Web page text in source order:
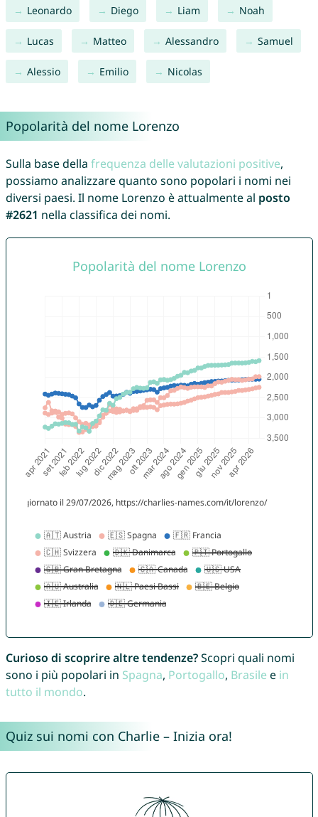
Leonardo Diego Liam Noah
Lucas Matteo Alessandro Samuel
Alessio Emilio Nicolas
Popolarità del nome Lorenzo
Sulla base della frequenza delle valutazioni positive,
possiamo analizzare quanto sono popolari i nomi nei
diversi paesi. Il nome Lorenzo è attualmente al posto
#2621 nella classifica dei nomi.
Curioso di scoprire altre tendenze?Scopri quali nomi
sono i più popolari in Spagna, Portogallo, Brasile e in
tutto il mondo.
Quiz sui nomi con Charlie – Inizia ora!